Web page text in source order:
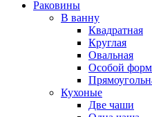
Раковины
В ванну
Квадратная
Круглая
Овальная
Особой
Кухоные
Две чаши